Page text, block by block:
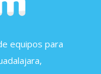
equipos para